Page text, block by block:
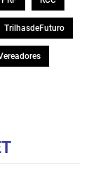
TrilhasdeFuturo